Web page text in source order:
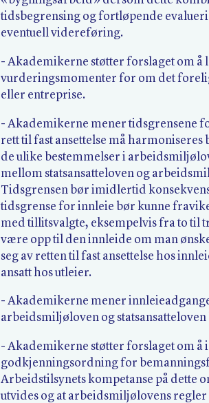
tidsbegrensing og fortløpende
eventuell videreføring.
- Akademikerne støtter forslaget om å
vurderingsmomenter for om det
eller entreprise.
- Akademikerne mener tidsgrensene
rett til fast ansettelse må harmoniseres
de ulike bestemmelser i
mellom statsansatteloven og
Tidsgrensen bør imidlertid
tidsgrense for innleie bør kunne
med tillitsvalgte, eksempelvis fra to til
være opp til den innleide om man
seg av retten til fast ansettelse hos
ansatt hos utleier.
- Akademikerne mener
arbeidsmiljøloven og
- Akademikerne støtter forslaget om å
godkjenningsordning for
Arbeidstilsynets kompetanse på dette
utvides og at arbeidsmiljølovens regler